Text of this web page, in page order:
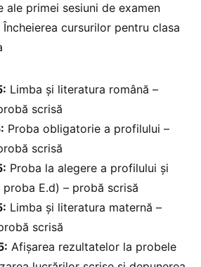
ale primei sesiuni de examen
Încheierea cursurilor pentru clasa
Limba și literatura română –
scrisă
Proba obligatorie a profilului –
scrisă
Proba la alegere a profilului și
E.d) – probă scrisă
Limba și literatura maternă –
scrisă
⁠Afișarea rezultatelor la probele